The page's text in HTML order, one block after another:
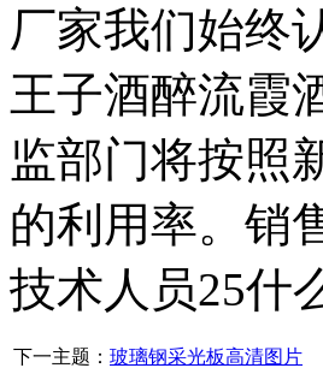
厂家我们始终
王子酒醉流霞
监部门将按照
的利用率。销
技术人员25什
下一主题： 玻璃钢采光板高清图片